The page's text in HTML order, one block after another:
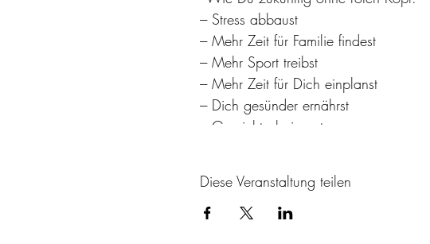
--- Stress abbaust
--- Mehr Zeit für Familie findest
--- Mehr Sport treibst
--- Mehr Zeit für Dich einplanst
--- Dich gesünder ernährst
--- Gewicht abnimmst
Im Online-Seminar erwartet Dich...
- Eine Präsentation, um Klarheit zu
Diese Veranstaltung teilen